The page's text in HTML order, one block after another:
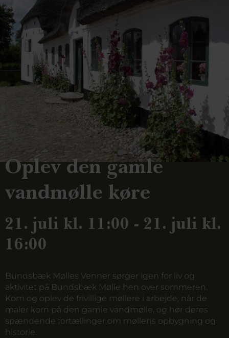
Oplev den gamle
vandmølle køre
21. juli kl. 11:00 - 21. juli kl.
16:00
Bundsbæk Mølles Venner sørger igen for liv og
aktivitet på Bundsbæk Mølle hen over sommeren.
Kom og oplev de frivillige møllere i arbejde, når de
maler korn på den gamle vandmølle, og hør deres
spændende fortællinger om møllens opbygning og
historie.